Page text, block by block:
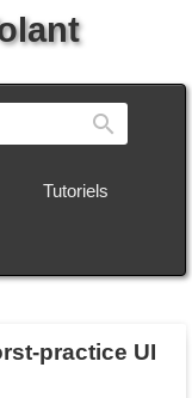
Tutoriels
practice UI